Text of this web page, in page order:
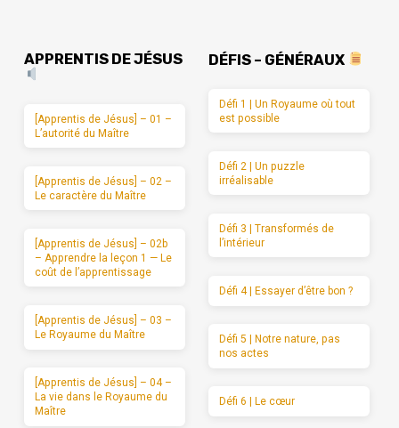
APPRENTIS DE JÉSUS
[Apprentis de Jésus] – 01 –
L’autorité du Maître
[Apprentis de Jésus] – 02 –
Le caractère du Maître
[Apprentis de Jésus] – 02b
– Apprendre la leçon 1 — Le
coût de l’apprentissage
[Apprentis de Jésus] – 03 –
Le Royaume du Maître
[Apprentis de Jésus] – 04 –
La vie dans le Royaume du
Maître
DÉFIS – GÉNÉRAUX
Défi 1 | Un Royaume où tout
est possible
Défi 2 | Un puzzle
irréalisable
Défi 3 | Transformés de
l’intérieur
Défi 4 | Essayer d’être bon ?
Défi 5 | Notre nature, pas
nos actes
Défi 6 | Le cœur